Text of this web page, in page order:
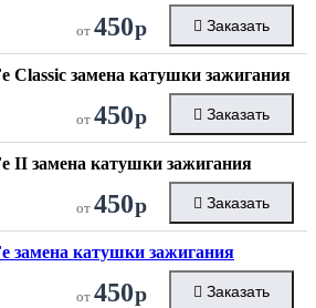
от 450р Заказать
Classic замена катушки зажигания
от 450р Заказать
II замена катушки зажигания
от 450р Заказать
замена катушки зажигания
от 450р Заказать